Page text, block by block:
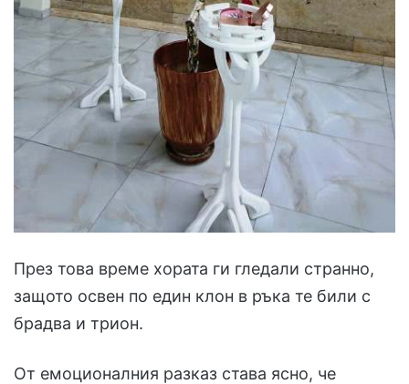
През това време хората ги гледали странно,
защото освен по един клон в ръка те били с
брадва и трион.
От емоционалния разказ става ясно, че